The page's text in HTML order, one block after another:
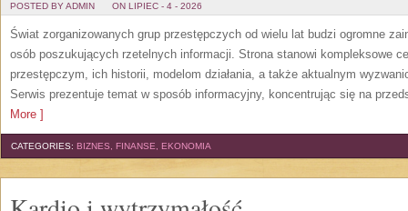
POSTED BY ADMIN ON LIPIEC - 4 - 2026
Świat zorganizowanych grup przestępczych od wielu lat budzi ogromne
osób poszukujących rzetelnych informacji. Strona stanowi kompleksowe
przestępczym, ich historii, modelom działania, a także aktualnym
Serwis prezentuje temat w sposób informacyjny, koncentrując się na
More ]
CATEGORIES: BIZNES, FINANSE, EKONOMIA